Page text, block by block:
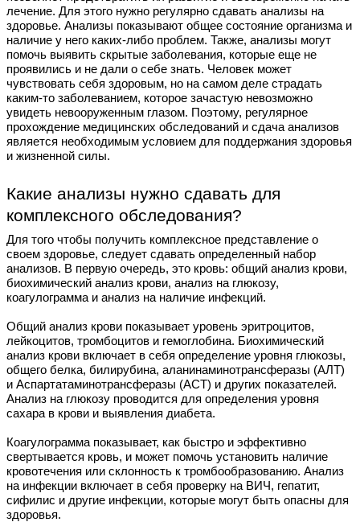
лечение. Для этого нужно регулярно сдавать анализы на
здоровье. Анализы показывают общее состояние организма и
наличие у него каких-либо проблем. Также, анализы могут
помочь выявить скрытые заболевания, которые еще не
проявились и не дали о себе знать. Человек может
чувствовать себя здоровым, но на самом деле страдать
каким-то заболеванием, которое зачастую невозможно
увидеть невооруженным глазом. Поэтому, регулярное
прохождение медицинских обследований и сдача анализов
является необходимым условием для поддержания здоровья
и жизненной силы.
Какие анализы нужно сдавать для
комплексного обследования?
Для того чтобы получить комплексное представление о
своем здоровье, следует сдавать определенный набор
анализов. В первую очередь, это кровь: общий анализ крови,
биохимический анализ крови, анализ на глюкозу,
коагулограмма и анализ на наличие инфекций.
Общий анализ крови показывает уровень эритроцитов,
лейкоцитов, тромбоцитов и гемоглобина. Биохимический
анализ крови включает в себя определение уровня глюкозы,
общего белка, билирубина, аланинаминотрансферазы (АЛТ)
и Аспартатаминотрансферазы (АСТ) и других показателей.
Анализ на глюкозу проводится для определения уровня
сахара в крови и выявления диабета.
Коагулограмма показывает, как быстро и эффективно
свертывается кровь, и может помочь установить наличие
кровотечения или склонность к тромбообразованию. Анализ
на инфекции включает в себя проверку на ВИЧ, гепатит,
сифилис и другие инфекции, которые могут быть опасны для
здоровья.